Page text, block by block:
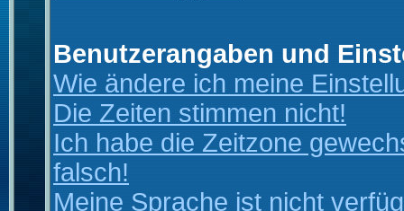
Benutzerangaben und
Wie ändere ich meine
Die Zeiten stimmen nicht!
Ich habe die Zeitzone
falsch!
Meine Sprache ist nicht